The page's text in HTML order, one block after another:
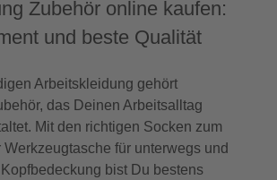
Zubehör online kaufen:
und beste Qualität
Arbeitskleidung gehört
das Deinen Arbeitsalltag
Mit den richtigen Socken zum
für unterwegs und
bist Du bestens